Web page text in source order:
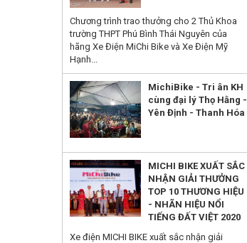
Chương trình trao thưởng cho 2 Thủ Khoa
trường THPT Phú Bình Thái Nguyên của
hãng Xe Điện MiChi Bike và Xe Điện Mỹ
Hạnh...
MichiBike - Tri ân KH
cùng đại lý Thọ Hằng -
Yên Định - Thanh Hóa
MICHI BIKE XUẤT SẮC
NHẬN GIẢI THƯỞNG
TOP 10 THƯƠNG HIỆU
- NHÃN HIỆU NỔI
TIẾNG ĐẤT VIỆT 2020
Xe điện MICHI BIKE xuất sắc nhận giải